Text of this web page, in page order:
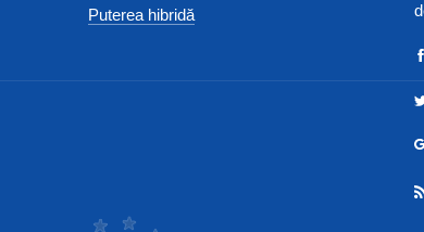
Puterea hibridă